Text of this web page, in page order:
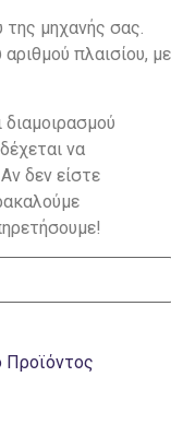
της μηχανής σας.
πλαισίου, με
να
δεν είστε
Προϊόντος